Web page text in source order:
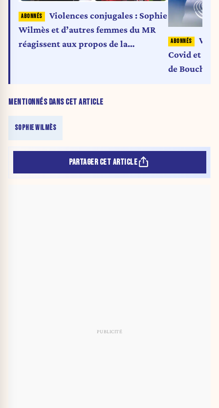
MENTIONNÉS DANS CET ARTICLE
SOPHIE WILMÈS
Violences conjugales : Sophie
Wilmès et d’autres femmes du MR
réagissent aux propos de la
Covid et la
de Bouchez
PARTAGER CET ARTICLE